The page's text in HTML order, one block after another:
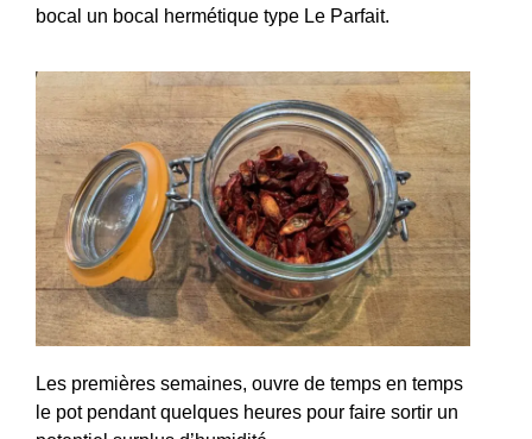
bocal un bocal hermétique type Le Parfait.
Les premières semaines, ouvre de temps en temps
le pot pendant quelques heures pour faire sortir un